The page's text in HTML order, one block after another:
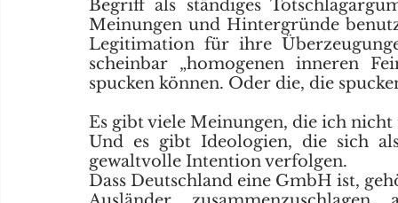
Begriff als ständiges
Meinungen und Hintergründe
Legitimation für ihre
scheinbar „homogenen inneren
spucken können. Oder die, die
Es gibt viele Meinungen, die ich
Und es gibt Ideologien, die sich
gewaltvolle Intention verfolgen.
Dass Deutschland eine GmbH ist,